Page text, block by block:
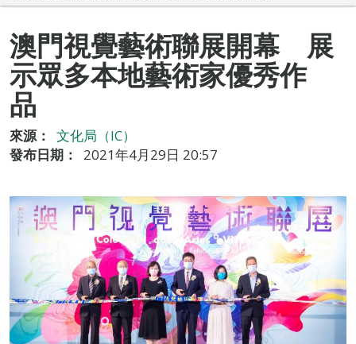
澳門視覺藝術聯展開幕 展
示眾多本地藝術家優秀作
品
來源：
文化局（IC）
發布日期：
2021年4月29日 20:57